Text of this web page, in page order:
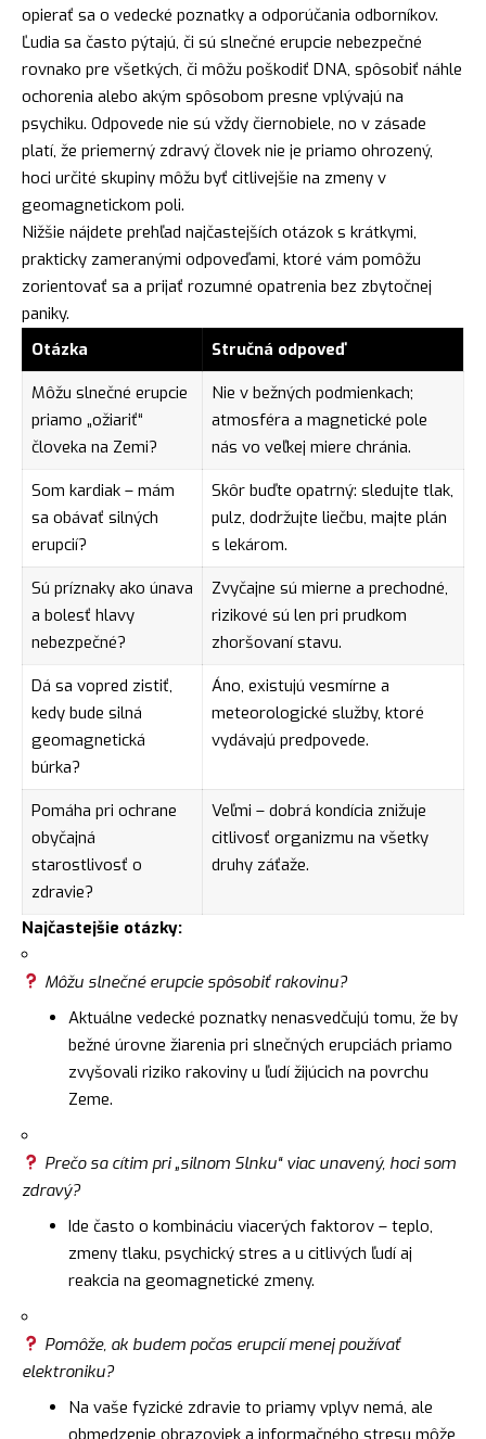
opierať sa o vedecké poznatky a odporúčania odborníkov.
Ľudia sa často pýtajú, či sú slnečné erupcie nebezpečné
rovnako pre všetkých, či môžu poškodiť DNA, spôsobiť náhle
ochorenia alebo akým spôsobom presne vplývajú na
psychiku. Odpovede nie sú vždy čiernobiele, no v zásade
platí, že priemerný zdravý človek nie je priamo ohrozený,
hoci určité skupiny môžu byť citlivejšie na zmeny v
geomagnetickom poli.
Nižšie nájdete prehľad najčastejších otázok s krátkymi,
prakticky zameranými odpoveďami, ktoré vám pomôžu
zorientovať sa a prijať rozumné opatrenia bez zbytočnej
paniky.
Otázka
Stručná odpoveď
Môžu slnečné erupcie
priamo „ožiariť“
človeka na Zemi?
Nie v bežných podmienkach;
atmosféra a magnetické pole
nás vo veľkej miere chránia.
Som kardiak – mám
sa obávať silných
erupcií?
Skôr buďte opatrný: sledujte tlak,
pulz, dodržujte liečbu, majte plán
s lekárom.
Sú príznaky ako únava
a bolesť hlavy
nebezpečné?
Zvyčajne sú mierne a prechodné,
rizikové sú len pri prudkom
zhoršovaní stavu.
Dá sa vopred zistiť,
kedy bude silná
geomagnetická
búrka?
Áno, existujú vesmírne a
meteorologické služby, ktoré
vydávajú predpovede.
Pomáha pri ochrane
obyčajná
starostlivosť o
zdravie?
Veľmi – dobrá kondícia znižuje
citlivosť organizmu na všetky
druhy záťaže.
Najčastejšie otázky:
Môžu slnečné erupcie spôsobiť rakovinu?
Aktuálne vedecké poznatky nenasvedčujú tomu, že by
bežné úrovne žiarenia pri slnečných erupciách priamo
zvyšovali riziko rakoviny u ľudí žijúcich na povrchu
Zeme.
Prečo sa cítim pri „silnom Slnku“ viac unavený, hoci som
zdravý?
Ide často o kombináciu viacerých faktorov – teplo,
zmeny tlaku, psychický stres a u citlivých ľudí aj
reakcia na geomagnetické zmeny.
Pomôže, ak budem počas erupcií menej používať
elektroniku?
Na vaše fyzické zdravie to priamy vplyv nemá, ale